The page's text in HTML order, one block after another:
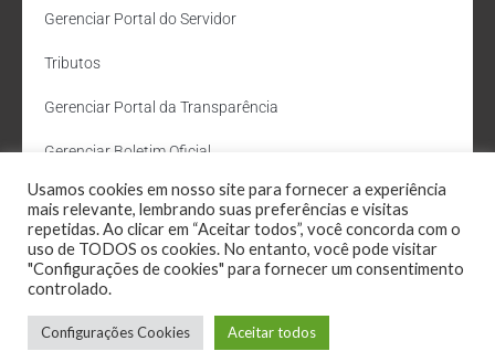
Gerenciar Portal do Servidor
Tributos
Gerenciar Portal da Transparência
Gerenciar Boletim Oficial
Departamento de Água e Esgoto
Administração Site
Webmail
Usamos cookies em nosso site para fornecer a experiência
mais relevante, lembrando suas preferências e visitas
repetidas. Ao clicar em “Aceitar todos”, você concorda com o
uso de TODOS os cookies. No entanto, você pode visitar
"Configurações de cookies" para fornecer um consentimento
controlado.
Configurações Cookies Aceitar todos